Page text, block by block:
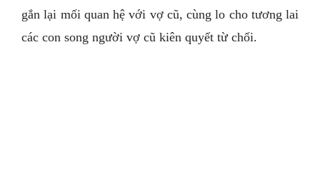
gắn lại mối quan hệ với vợ cũ, cùng lo cho tương lai
các con song người vợ cũ kiên quyết từ chối.